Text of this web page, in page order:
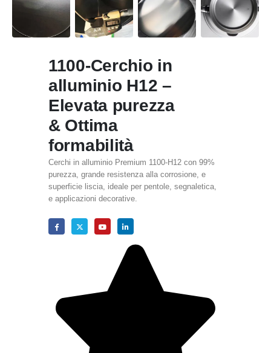
1100-Cerchio in
alluminio H12 –
Elevata purezza
& Ottima
formabilità
Cerchi in alluminio Premium 1100-H12 con 99%
purezza, grande resistenza alla corrosione, e
superficie liscia, ideale per pentole, segnaletica,
e applicazioni decorative.